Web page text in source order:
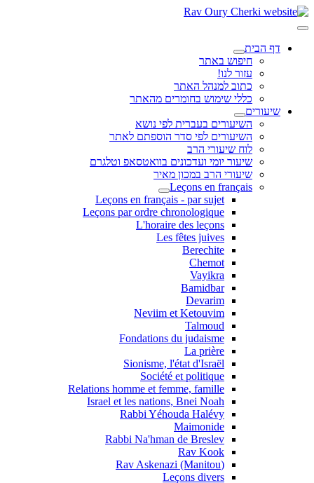
דף הבית
חיפוש באתר
עזור לנו!
כתוב למנהל האתר
כללי שימוש בחומרים מהאתר
שיעורים
השיעורים בעברית לפי נושא
השיעורים לפי סדר הוספתם לאתר
לוח שיעורי הרב
שיעור יומי ועדכונים בוואטסאפ וטלגרם
שיעורי הרב במכון מאיר
Leçons en français
Leçons en français - par sujet
Leçons par ordre chronologique
L'horaire des leçons
Les fêtes juives
Berechite
Chemot
Vayikra
Bamidbar
Devarim
Neviim et Ketouvim
Talmoud
Fondations du judaisme
La prière
Sionisme, l'état d'Israël
Société et politique
Relations homme et femme, famille
Israel et les nations, Bnei Noah
Rabbi Yéhouda Halévy
Maimonide
Rabbi Na'hman de Breslev
Rav Kook
(Rav Askenazi (Manitou
Leçons divers